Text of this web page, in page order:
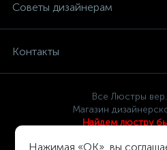
Советы дизайнерам
Контакты
Все Люстры
Магазин
Найдем люстру
Политика компании в
Нажимая «OK», вы